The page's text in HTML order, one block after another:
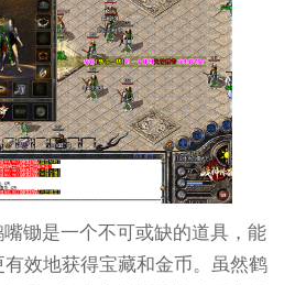
锄是一个不可或缺的道具，能
效地获得宝藏和金币。虽然鹤